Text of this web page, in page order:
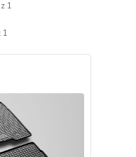
1
1